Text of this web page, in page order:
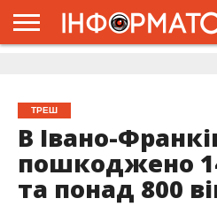
ТРЕШ
В Івано-
пошкоджено
та понад 800